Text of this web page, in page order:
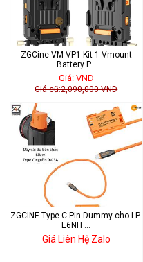
ZGCine VM-VP1 Kit 1 Vmount
Battery P...
Giá: VND
Giá cũ:2,090,000 VND
ZGCINE Type C Pin Dummy cho LP-
E6NH ...
Giá Liên Hệ Zalo